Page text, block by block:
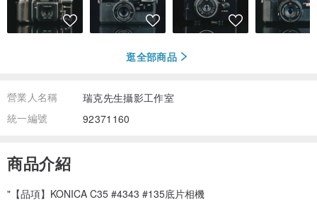
逛全部商品
營業人名稱
瑞克先生攝影工作室
統一編號
92371160
商品介紹
"【品項】KONICA C35 #4343 #135底片相機